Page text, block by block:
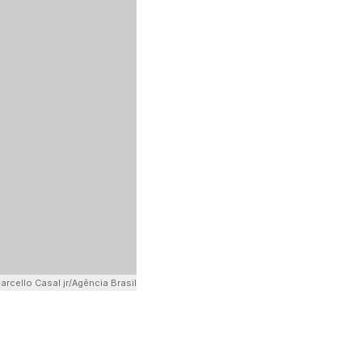
Casal jr/Agência Brasil